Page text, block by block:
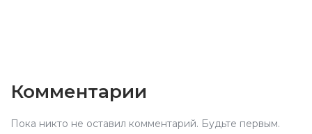
Комментарии
Пока никто не оставил комментарий. Будьте первым.